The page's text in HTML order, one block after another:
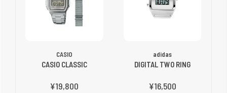
CASIO
CASIO CLASSIC
¥19,800
adidas
DIGITAL TWO RING
¥16,500